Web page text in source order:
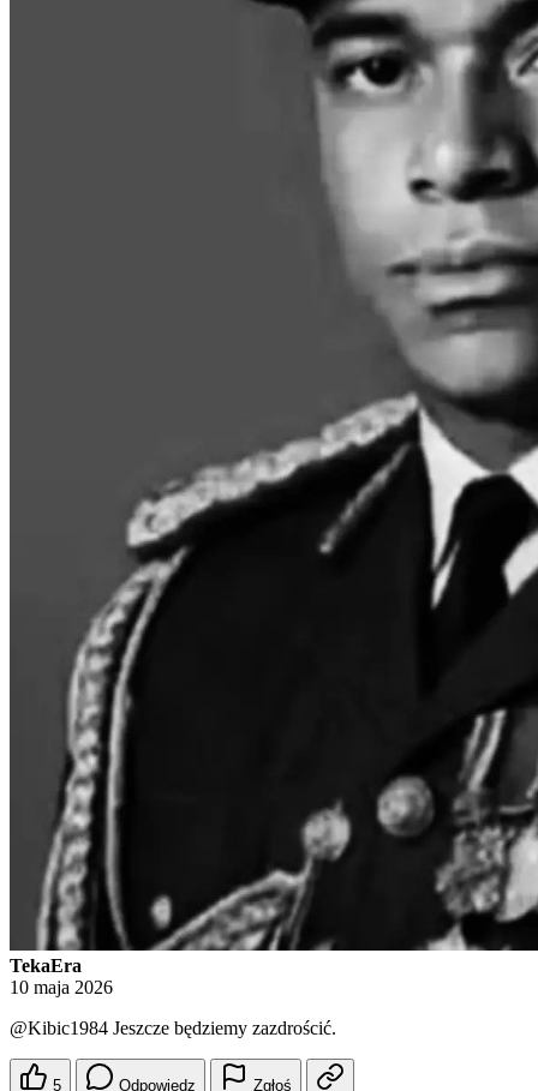
TekaEra
10 maja 2026
@Kibic1984 Jeszcze będziemy zazdrościć.
5 Odpowiedz Zgłoś